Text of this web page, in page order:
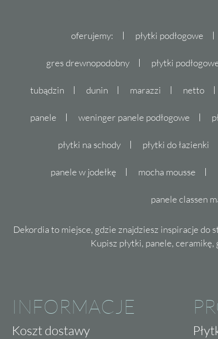
Płytki tarasowe i balkonowe
Płytki Paradyż Minster są również
balkon. Dzięki właściwościom
cieszyć się bezpiecznym i komfortowym
Zapraszamy do skorzystania z naszej
gwarancja najwyższej jakości i
oferujemy: płytki podłogowe
gres drewnopodobny płytki
tubądzin dunin marazzi netto
panele weninger panele podłogowe
płytki na schody płytki do łazienki
panele w jodełkę mocha mousse
panele classen
Dekordia to miejsce, gdzie znajdziesz inspiracje do
Kupisz płytki, panele,
INFORMACJE
Koszt dostawy